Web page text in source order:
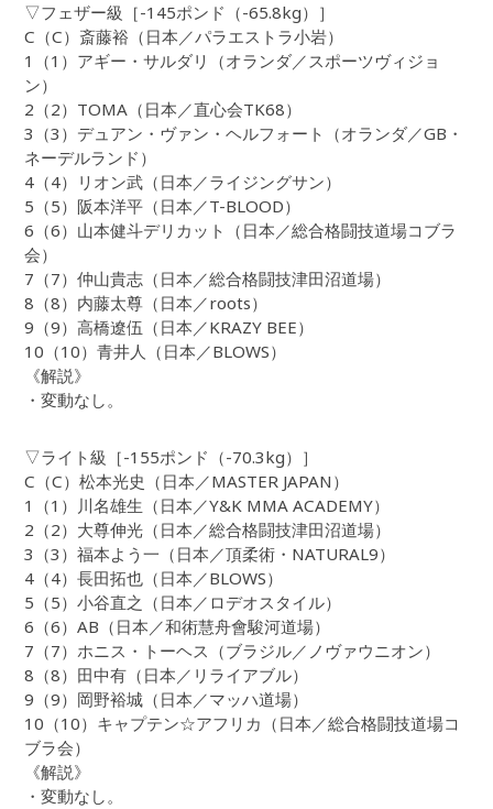
▽フェザー級［-145ポンド（-65.8kg）］
C（C）斎藤裕（日本／パラエストラ小岩）
1（1）アギー・サルダリ（オランダ／スポーツヴィジョ
ン）
2（2）TOMA（日本／直心会TK68）
3（3）デュアン・ヴァン・ヘルフォート（オランダ／GB・
ネーデルランド）
4（4）リオン武（日本／ライジングサン）
5（5）阪本洋平（日本／T-BLOOD）
6（6）山本健斗デリカット（日本／総合格闘技道場コブラ
会）
7（7）仲山貴志（日本／総合格闘技津田沼道場）
8（8）内藤太尊（日本／roots）
9（9）高橋遼伍（日本／KRAZY BEE）
10（10）青井人（日本／BLOWS）
《解説》
・変動なし。
▽ライト級［-155ポンド（-70.3kg）］
C（C）松本光史（日本／MASTER JAPAN）
1（1）川名雄生（日本／Y&K MMA ACADEMY）
2（2）大尊伸光（日本／総合格闘技津田沼道場）
3（3）福本よう一（日本／頂柔術・NATURAL9）
4（4）長田拓也（日本／BLOWS）
5（5）小谷直之（日本／ロデオスタイル）
6（6）AB（日本／和術慧舟會駿河道場）
7（7）ホニス・トーヘス（ブラジル／ノヴァウニオン）
8（8）田中有（日本／リライアブル）
9（9）岡野裕城（日本／マッハ道場）
10（10）キャプテン☆アフリカ（日本／総合格闘技道場コ
ブラ会）
《解説》
・変動なし。